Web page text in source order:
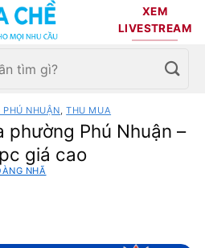
XEM
LIVESTREAM
PHÚ NHUẬN ,THU MUA
phường Phú Nhuận –
giá cao
NHÃ